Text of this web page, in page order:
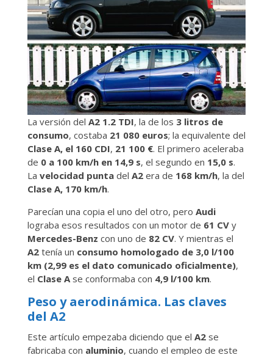
La versión del A2 1.2 TDI, la de los 3 litros de
consumo, costaba 21 080 euros; la equivalente del
Clase A, el 160 CDI, 21 100 €. El primero aceleraba
de 0 a 100 km/h en 14,9 s, el segundo en 15,0 s.
La velocidad puntadel A2era de 168 km/h, la del
Clase A, 170 km/h.
Parecían una copia el uno del otro, pero Audi
lograba esos resultados con un motor de 61 CVy
Mercedes-Benz con uno de 82 CV. Y mientras el
A2tenía un consumo homologado de 3,0 l/100
km (2,99 es el dato comunicado oficialmente),
el Clase Ase conformaba con 4,9 l/100 km.
Peso y aerodinámica. Las claves
del A2
Este artículo empezaba diciendo que el A2se
fabricaba con aluminio, cuando el empleo de este